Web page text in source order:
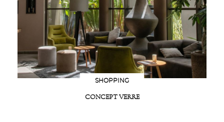
SHOPPING
CONCEPT VERRE